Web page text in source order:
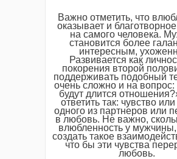
Важно отметить, что
оказывает и
на самого человека.
становится более
интересным,
Развивается как
покорения второй
поддерживать подобный
очень сложно и на вопрос:
будут длится
ответить так: чувство
одного из партнеров или
в любовь. Не важно,
влюбленность у
создать такое
что бы эти чувства
любовь.